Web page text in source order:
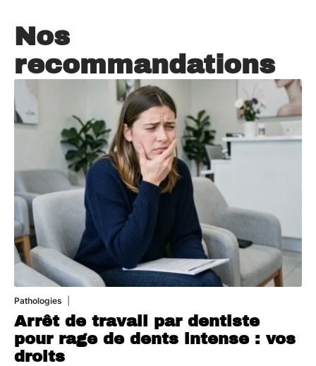
Nos
recommandations
Pathologies
Arrêt de travail par dentiste
pour rage de dents intense : vos
droits